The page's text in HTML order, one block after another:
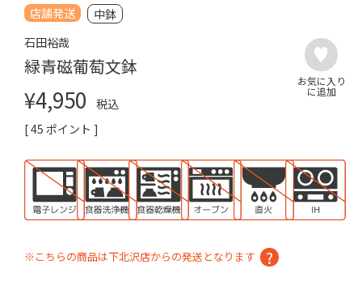
店舗発送
中鉢
石田裕哉
緑青磁葡萄文鉢
¥4,950
税込
[45 ポイント ]
※こちらの商品は下北沢店からの発送となります